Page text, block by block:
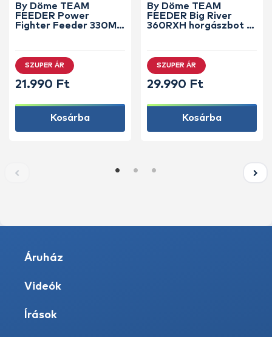
By Döme TEAM
FEEDER Power
Fighter Feeder 330M
SZUPER ÁR
21.990 Ft
Kosárba
By Döme TEAM
FEEDER Big River
360RXH horgászbot +
SZUPER ÁR
29.990 Ft
Kosárba
Áruház
Videók
Írások